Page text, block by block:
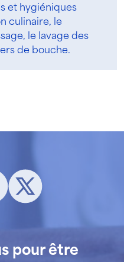
et hygiéniques
culinaire, le
le lavage des
de bouche.
pour être